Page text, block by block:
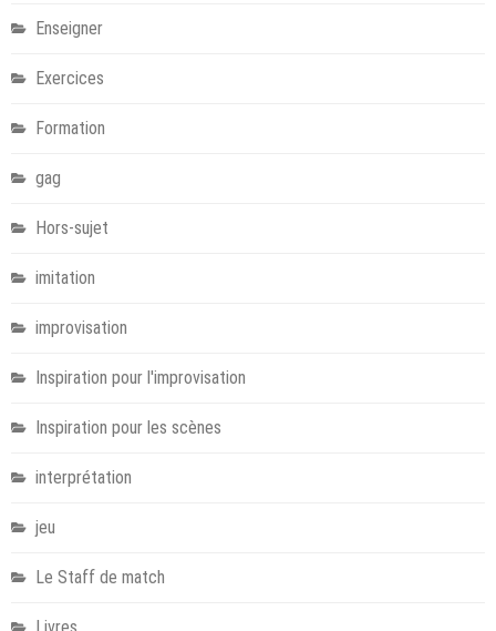
Enseigner
Exercices
Formation
gag
Hors-sujet
imitation
improvisation
Inspiration pour l'improvisation
Inspiration pour les scènes
interprétation
jeu
Le Staff de match